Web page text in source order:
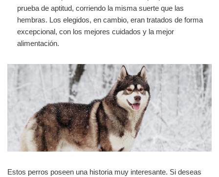
prueba de aptitud, corriendo la misma suerte que las
hembras. Los elegidos, en cambio, eran tratados de forma
excepcional, con los mejores cuidados y la mejor
alimentación.
Estos perros poseen una historia muy interesante. Si deseas